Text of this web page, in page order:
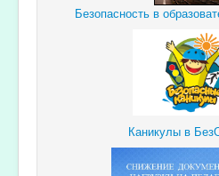
Безопасность в
Каникулы в